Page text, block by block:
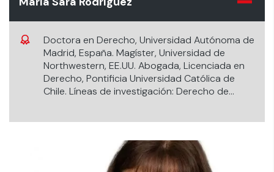
Doctora en Derecho, Universidad Autónoma de
Madrid, España. Magíster, Universidad de
Northwestern, EE.UU. Abogada, Licenciada en
Derecho, Pontificia Universidad Católica de
Chile. Líneas de investigación: Derecho de